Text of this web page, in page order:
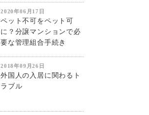
2020年06月17日
ペット不可をペット可
に？分譲マンションで必
要な管理組合手続き
2018年09月26日
外国人の入居に関わるト
ラブル